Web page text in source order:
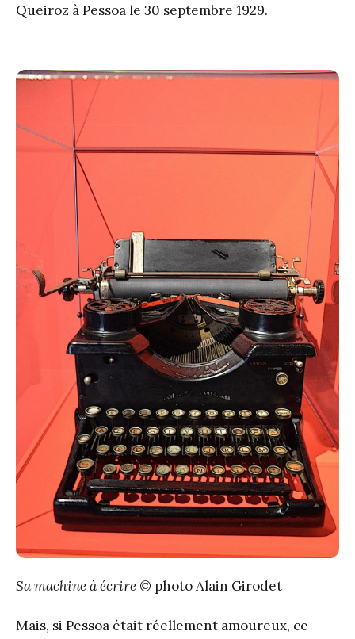
Queiroz à Pessoa le 30 septembre 1929.
Sa machine à écrire © photo Alain Girodet
Mais, si Pessoa était réellement amoureux, ce